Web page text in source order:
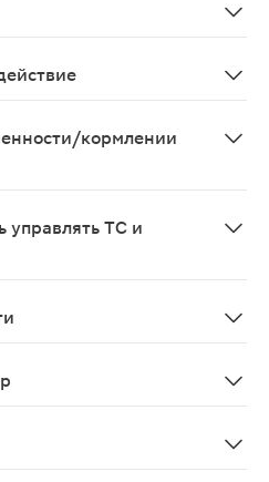
кормлении
управлять ТС и